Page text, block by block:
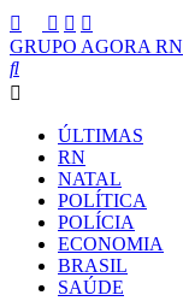
GRUPO AGORA RN
ÚLTIMAS
RN
NATAL
POLÍTICA
POLÍCIA
ECONOMIA
BRASIL
SAÚDE